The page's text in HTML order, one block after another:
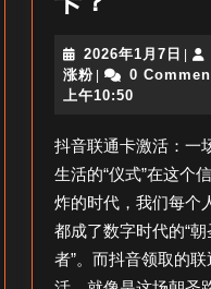
领
取
的
联
通
卡
怎
2026年1月7日
年
|
涨粉 抖
音
粉
| 0
上午10:50
抖音联通卡激活：一
生活的“仪式”在这个
炸的时代，我们每个
都成了数字时代的“朝
者”。而抖音领取的联